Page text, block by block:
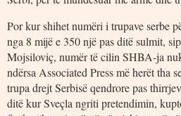
Por kur shihet numëri i trupave serbe
nga 8 mijë e 350 një pas ditë sulmit,
Mojsiloviç, numër të cilin SHBA-ja
ndërsa Associated Press më herët tha
trupa drejt Serbisë qendrore pas
ditë kur Sveçla ngriti pretendimin,